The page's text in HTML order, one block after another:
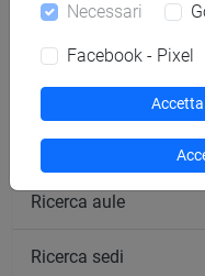
Ricerca persone
Ricerca insegnamenti
Ricerca aule
Ricerca sedi
Necessari
Facebook - Pixel